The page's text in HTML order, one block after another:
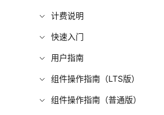
计费说明
快速入门
用户指南
组件操作指南（LTS版）
组件操作指南（普通版）